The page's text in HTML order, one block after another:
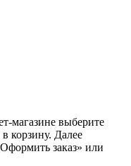
магазине выберите
корзину. Далее
заказ» или